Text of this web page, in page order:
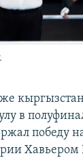
в
победу